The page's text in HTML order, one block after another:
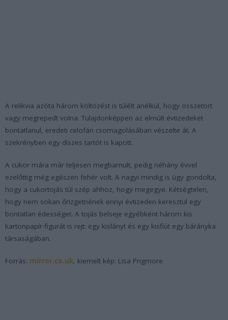
A relikvia azóta három költözést is túlélt anélkül, hogy összetört
vagy megrepedt volna. Tulajdonképpen az elmúlt évtizedeket
bontatlanul, eredeti celofán csomagolásában vészelte át. A
szekrényben egy díszes tartót is kapott.
A cukor mára már teljesen megbarnult, pedig néhány évvel
ezelőttig még egészen fehér volt. A nagyi mindig is úgy gondolta,
hogy a cukortojás túl szép ahhoz, hogy megegye. Kétségtelen,
hogy nem sokan őrizgetnének ennyi évtizeden keresztül egy
bontatlan édességet. A tojás belseje egyébként három kis
kartonpapír-figurát is rejt: egy kislányt és egy kisfiút egy bárányka
társaságában.
Forrás: mirror.co.uk, kiemelt kép: Lisa Prigmore